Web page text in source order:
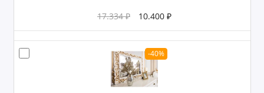
17.334 ₽ 10.400 ₽
-40%